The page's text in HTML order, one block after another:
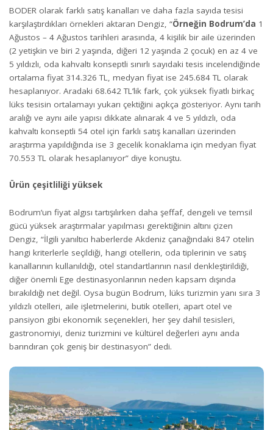
BODER olarak farklı satış kanalları ve daha fazla sayıda tesisi
karşılaştırdıkları örnekleri aktaran Dengiz, “Örneğin Bodrum’da 1
Ağustos – 4 Ağustos tarihleri arasında, 4 kişilik bir aile üzerinden
(2 yetişkin ve biri 2 yaşında, diğeri 12 yaşında 2 çocuk) en az 4 ve
5 yıldızlı, oda kahvaltı konseptli sınırlı sayıdaki tesis incelendiğinde
ortalama fiyat 314.326 TL, medyan fiyat ise 245.684 TL olarak
hesaplanıyor. Aradaki 68.642 TL’lik fark, çok yüksek fiyatlı birkaç
lüks tesisin ortalamayı yukarı çektiğini açıkça gösteriyor. Aynı tarih
aralığı ve aynı aile yapısı dikkate alınarak 4 ve 5 yıldızlı, oda
kahvaltı konseptli 54 otel için farklı satış kanalları üzerinden
araştırma yapıldığında ise 3 gecelik konaklama için medyan fiyat
70.553 TL olarak hesaplanıyor” diye konuştu.
Ürün çeşitliliği yüksek
Bodrum’un fiyat algısı tartışılırken daha şeffaf, dengeli ve temsil
gücü yüksek araştırmalar yapılması gerektiğinin altını çizen
Dengiz, “İlgili yanıltıcı haberlerde Akdeniz çanağındaki 847 otelin
hangi kriterlerle seçildiği, hangi otellerin, oda tiplerinin ve satış
kanallarının kullanıldığı, otel standartlarının nasıl denkleştirildiği,
diğer önemli Ege destinasyonlarının neden kapsam dışında
bırakıldığı net değil. Oysa bugün Bodrum, lüks turizmin yanı sıra 3
yıldızlı otelleri, aile işletmelerini, butik otelleri, apart otel ve
pansiyon gibi ekonomik seçenekleri, her şey dahil tesisleri,
gastronomiyi, deniz turizmini ve kültürel değerleri aynı anda
barındıran çok geniş bir destinasyon” dedi.